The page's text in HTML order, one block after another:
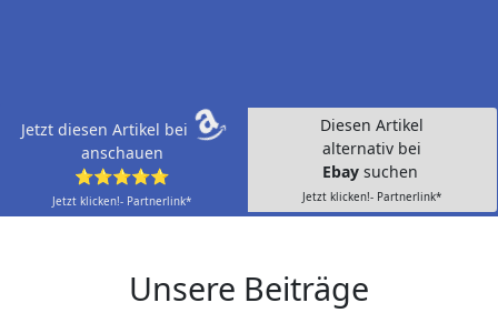
Jetzt diesen Artikel bei
anschauen
⭐⭐⭐⭐⭐
Jetzt klicken!- Partnerlink*
Diesen Artikel
alternativ bei
Ebay suchen
Jetzt klicken!- Partnerlink*
Unsere Beiträge